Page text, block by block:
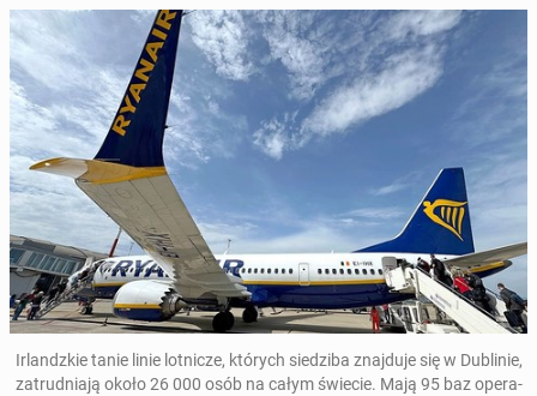
Ir­landz­kie tanie linie lot­ni­cze, których sie­dzi­ba znaj­du­je się w Du­bli­nie,
za­trud­nia­ją około 26 000 osób na całym świecie. Mają 95 baz ope­ra­